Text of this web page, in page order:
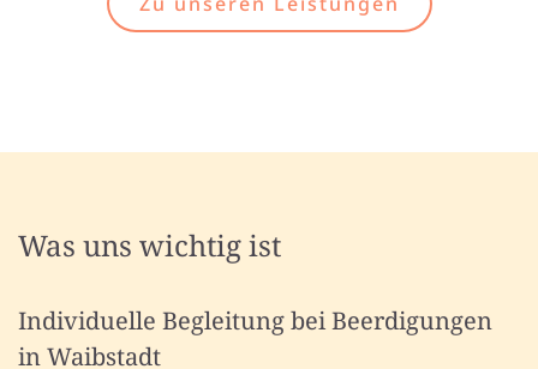
Was uns wichtig ist
Individuelle Begleitung bei Beerdigungen
in Waibstadt